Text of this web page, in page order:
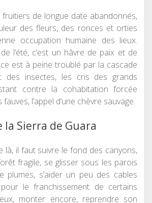
de longue date abandonnés,
des fleurs, des ronces et orties
occupation humaine des lieux.
l’été, c’est un hâvre de paix et de
est à peine troublé par la cascade
des insectes, les cris des grands
contre la cohabitation forcée
l’appel d’une chèvre sauvage.
Sierra de Guara
là, il faut suivre le fond des canyons,
fragile, se glisser sous les parois
plumes, s’aider un peu des cables
pour le franchissement de certains
monter encore, reprendre son